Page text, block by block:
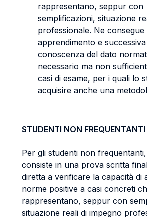
rappresentano, seppur con
semplificazioni, situazione
professionale. Ne consegue
apprendimento e
conoscenza del dato
necessario ma non
casi di esame, per i quali lo
acquisire anche una
STUDENTI NON FREQUENTANTI
Per gli studenti non
consiste in una prova scritta
diretta a verificare la capacità di
norme positive a casi concreti
rappresentano, seppur con
situazione reali di impegno